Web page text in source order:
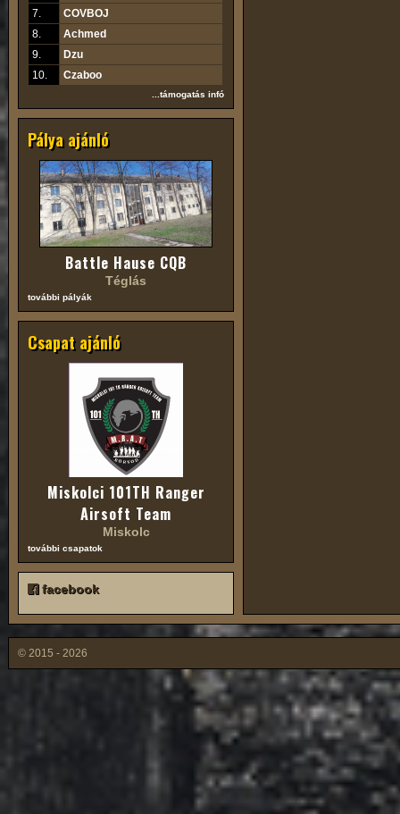
7.
COVBOJ
8.
Achmed
9.
Dzu
10.
Czaboo
...támogatás infó
Pálya ajánló
Battle Hause CQB
Téglás
további pályák
Csapat ajánló
Miskolci 101TH Ranger
Airsoft Team
Miskolc
további csapatok
facebook
© 2015 - 2026